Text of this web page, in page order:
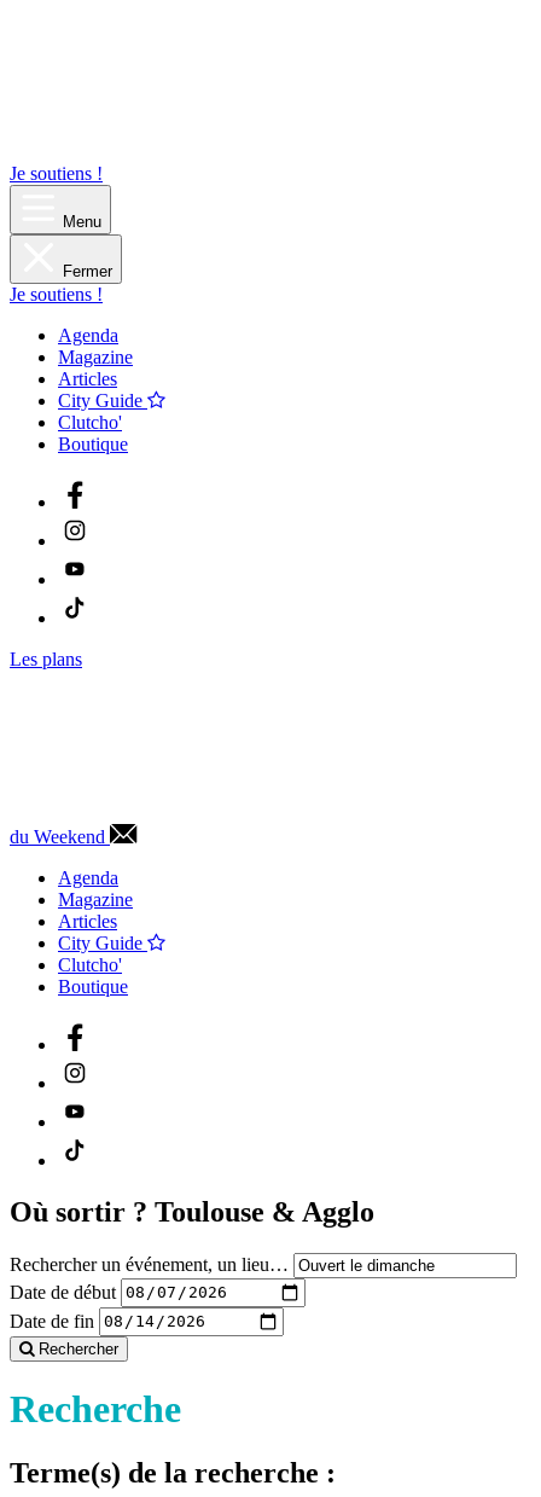
Je soutiens !
Menu
Fermer
Je soutiens !
Agenda
Magazine
Articles
City Guide
Clutcho'
Boutique
Les plans
du Weekend
Agenda
Magazine
Articles
City Guide
Clutcho'
Boutique
Où sortir ? Toulouse & Agglo
Rechercher un événement, un lieu…
Date de début
Date de fin
Rechercher
Recherche
Terme(s) de la recherche :